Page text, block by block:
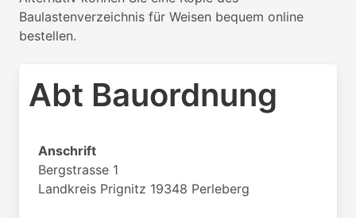
Baulastenverzeichnis für Weisen bequem online
bestellen.
Abt Bauordnung
Anschrift
Bergstrasse 1
Landkreis Prignitz 19348 Perleberg